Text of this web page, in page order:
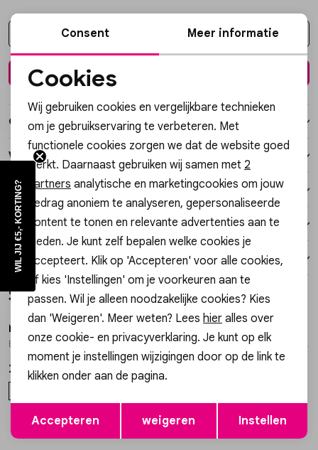
Vesten
Jassen
Kies een maat
Over dit item
Winkelvoorraad
Kenmerken
Verzending / Ophalen in de winkel
Retourneren
Style dit met
My Jewellery
Bracelet chain mix charms MJ16590
27,99
/2
Bracelet 2 chains with pearl MJ11096
Noodzakelijke cookies
Personalisatie cookies
Analytische cookies
Marketing cookies
Opslaan
Consent Meer informatie
Cookies
Wij gebruiken cookies en vergelijkbare technieken
om je gebruikservaring te verbeteren. Met
functionele cookies zorgen we dat de website goed
werkt. Daarnaast gebruiken wij samen met 2
partners analytische en marketingcookies om jouw
gedrag anoniem te analyseren, gepersonaliseerde
content te tonen en relevante advertenties aan te
bieden. Je kunt zelf bepalen welke cookies je
accepteert. Klik op 'Accepteren' voor alle cookies,
of kies 'Instellingen' om je voorkeuren aan te
passen. Wil je alleen noodzakelijke cookies? Kies
dan 'Weigeren'. Meer weten? Lees hier alles over
onze cookie- en privacyverklaring. Je kunt op elk
moment je instellingen wijzigingen door op de link te
klikken onder aan de pagina.
Accepteren weigeren Instellen
WIL JIJ €5,- KORTING?